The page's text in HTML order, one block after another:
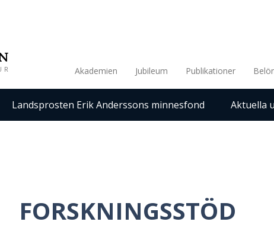
Akademien Jubileum Publikationer
Landsprosten Erik Anderssons minnesfond Aktuella
FORSKNINGSSTÖD